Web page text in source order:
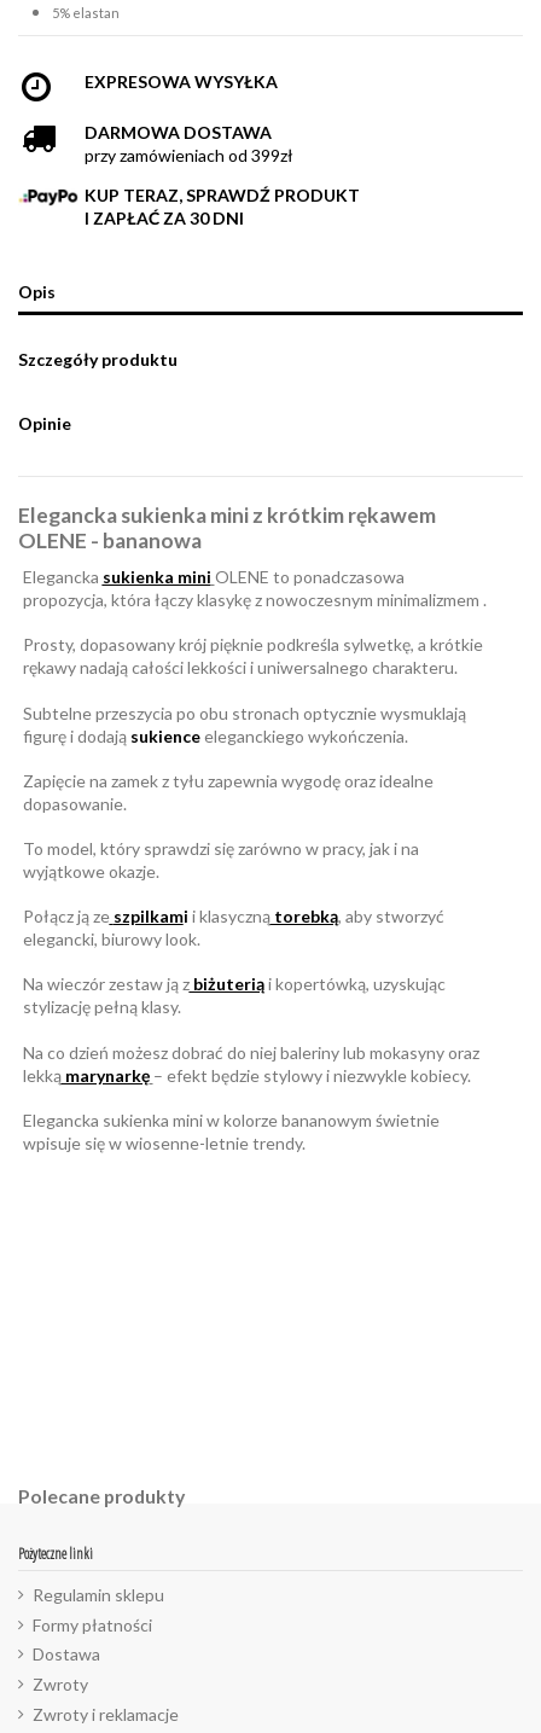
5% elastan
EXPRESOWA WYSYŁKA
DARMOWA DOSTAWA
przy zamówieniach od 399zł
KUP TERAZ, SPRAWDŹ PRODUKT
I ZAPŁAĆ ZA 30 DNI
Opis
Szczegóły produktu
Opinie
Elegancka sukienka mini z krótkim rękawem
OLENE - bananowa
Elegancka sukienka mini OLENE to ponadczasowa
propozycja, która łączy klasykę z nowoczesnym minimalizmem .
Prosty, dopasowany krój pięknie podkreśla sylwetkę, a krótkie
rękawy nadają całości lekkości i uniwersalnego charakteru.
Subtelne przeszycia po obu stronach optycznie wysmuklają
figurę i dodają sukienceeleganckiego wykończenia.
Zapięcie na zamek z tyłu zapewnia wygodę oraz idealne
dopasowanie.
To model, który sprawdzi się zarówno w pracy, jak i na
wyjątkowe okazje.
Połącz ją ze szpilkami i klasycznątorebką, aby stworzyć
elegancki, biurowy look.
Na wieczór zestaw ją zbiżuteriąi kopertówką, uzyskując
stylizację pełną klasy.
Na co dzień możesz dobrać do niej baleriny lub mokasyny oraz
lekkąmarynarkę – efekt będzie stylowy i niezwykle kobiecy.
Elegancka sukienka mini w kolorze bananowym świetnie
wpisuje się w wiosenne-letnie trendy.
Polecane produkty
Pożyteczne linki
Regulamin sklepu
Formy płatności
Dostawa
Zwroty
Zwroty i reklamacje